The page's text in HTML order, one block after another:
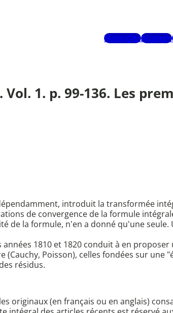
Mots-clésAuteurs
1. p. 99-136. Les
introduit la transformée
de convergence de la formule
de la formule, n'en a donné qu'une
1810 et 1820 conduit à en
Poisson), celles fondées sur une
résidus.
originaux (en français ou en anglais)